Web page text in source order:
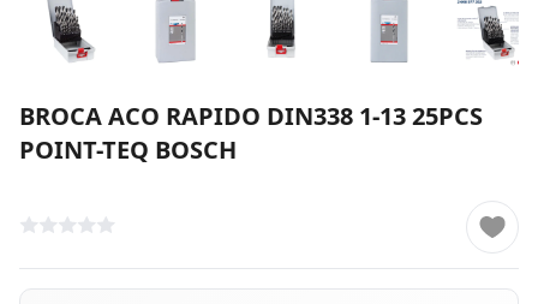
BROCA ACO RAPIDO DIN338 1-13 25PCS
POINT-TEQ BOSCH